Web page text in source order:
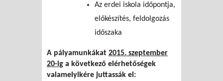
Az erdei iskola időpontja,
előkészítés, feldolgozás
időszaka
A pályamunkákat 2015. szeptember
20-ig a következő elérhetőségek
valamelyikére juttassák el: